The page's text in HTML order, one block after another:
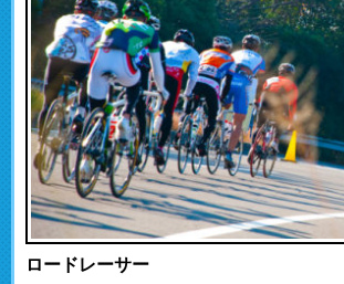
ロードレーサー